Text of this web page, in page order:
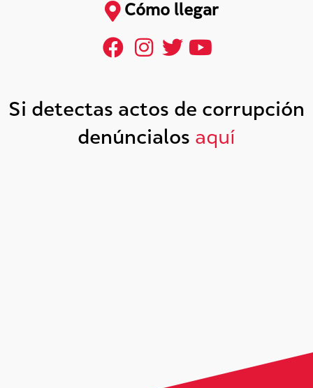
Cómo llegar
Si detectas actos de corrupción
denúncialos aquí